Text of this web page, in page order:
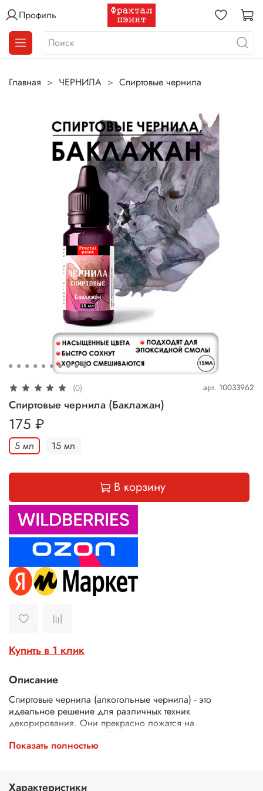
Профиль
Главная ЧЕРНИЛА Спиртовые чернила
(0) арт. 10033962
Спиртовые чернила (Баклажан)
175 ₽
5 мл 15 мл
В корзину
Купить в 1 клик
Описание
Спиртовые чернила (алкогольные чернила) - это
идеальное решение для различных техник
декорирования. Они прекрасно ложатся на
синтетическую гладкую бумагу, специально
предназначенную для чернил для рисования. Эти
создавать новые оттенки.
Показать полностью
Характеристики